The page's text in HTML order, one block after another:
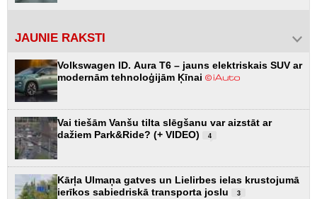
JAUNIE RAKSTI
Volkswagen ID. Aura T6 – jauns elektriskais SUV ar
modernām tehnoloģijām Ķīnai
Vai tiešām Vanšu tilta slēgšanu var aizstāt ar
dažiem Park&Ride? (+ VIDEO)
4
Kārļa Ulmaņa gatves un Lielirbes ielas krustojumā
ierīkos sabiedriskā transporta joslu
3